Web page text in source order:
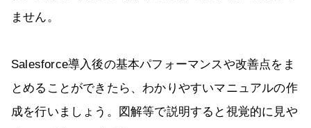
ません。
Salesforce導入後の基本パフォーマンスや改善点をま
とめることができたら、わかりやすいマニュアルの作
成を行いましょう。図解等で説明すると視覚的に見や